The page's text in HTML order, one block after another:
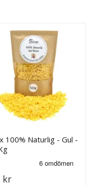
100% Naturlig - Gul -
kr